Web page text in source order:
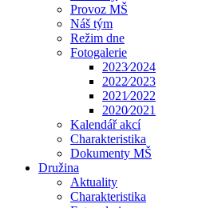
Provoz MŠ
Náš tým
Režim dne
Fotogalerie
2023⁄2024
2022⁄2023
2021⁄2022
2020⁄2021
Kalendář akcí
Charakteristika
Dokumenty MŠ
Družina
Aktuality
Charakteristika